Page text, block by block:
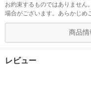
お約束するものではありません
場合がございます。あらかじめ
商品情
レビュー